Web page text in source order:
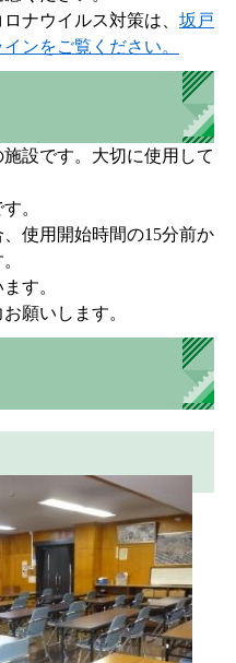
ナウイルス対策は、 坂戸
ンをご覧ください。
設です。大切に使用して
。
使用開始時間の15分前か
す。
願いします。